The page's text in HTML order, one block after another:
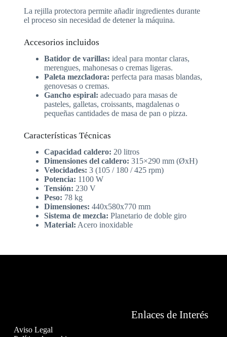
La rejilla protectora permite añadir ingredientes durante
el proceso sin necesidad de detener la máquina.
Accesorios incluidos
Batidor de varillas: ideal para montar claras,
merengues, mahonesas o cremas ligeras.
Paleta mezcladora: perfecta para masas blandas,
genovesas o cremas.
Gancho espiral: adecuado para masas de
pasteles, galletas, croissants, magdalenas o
pequeñas cantidades de masa de pan o pizza.
Características Técnicas
Capacidad caldero: 20 litros
Dimensiones del caldero: 315×290 mm (ØxH)
Velocidades: 3 (105 / 180 / 425 rpm)
Potencia: 1100 W
Tensión: 230 V
Peso: 78 kg
Dimensiones: 440x580x770 mm
Sistema de mezcla: Planetario de doble giro
Material: Acero inoxidable
Enlaces de Interés
Aviso Legal